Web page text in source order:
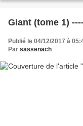
Giant (tome 1)
Publié le 04/12/2017 à
Par sassenach